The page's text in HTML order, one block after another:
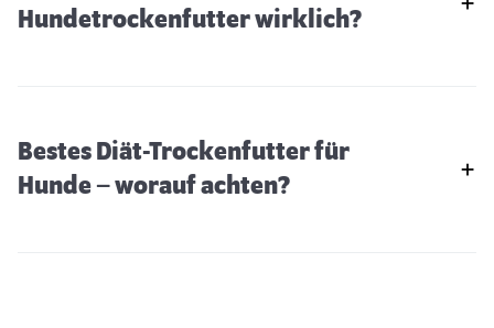
Hundetrockenfutter wirklich?
Bestes Diät-Trockenfutter für
Hunde – worauf achten?